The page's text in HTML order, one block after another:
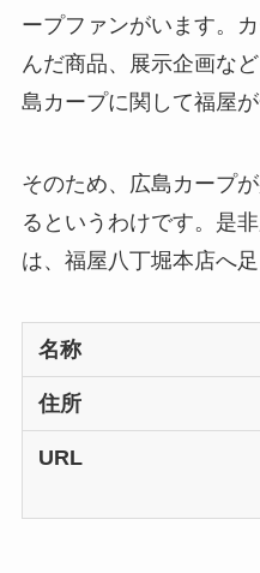
ープファンがいます。
んだ商品、展示企画な
島カープに関して福屋
そのため、広島カープ
るというわけです。是
は、福屋八丁堀本店へ
名称
住所
URL